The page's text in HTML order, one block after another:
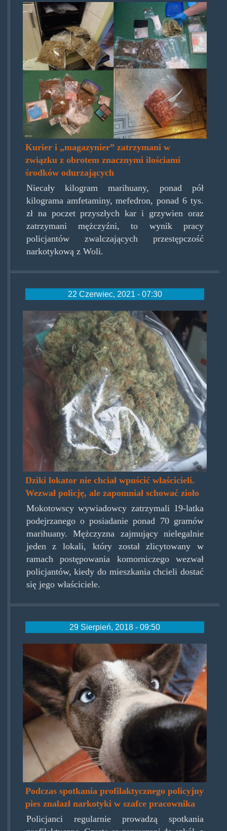
magazynzwoli.jpg
Kurier i „magazynier” zatrzymani w
związku z obrotem znacznymi ilościami
środków odurzających
Niecały kilogram marihuany, ponad pół
kilograma amfetaminy, mefedron, ponad 6 tys.
zł na poczet przyszłych kar i grzywien oraz
zatrzymani mężczyźni, to wynik pracy
policjantów zwalczających przestępczość
narkotykową z Woli.
22 Czerwiec, 2021 - 07:30
zielsko.jpg
Dziki lokator nie chciał wpuścić właścicieli.
Wezwał policję, ale zapomniał schować zioło
Mokotowscy wywiadowcy zatrzymali 19-latka
podejrzanego o posiadanie ponad 70 gramów
marihuany. Mężczyzna zajmujący nielegalnie
jeden z lokali, który został zlicytowany w
ramach postępowania komorniczego wezwał
policjantów, kiedy do mieszkania chcieli dostać
się jego właściciele.
29 Sierpień, 2018 - 09:50
blue-
eyed-
street-
dog.jpg
Podczas spotkania profilaktycznego policyjny
pies znalazł narkotyki w szafce pracownika
Policjanci regularnie prowadzą spotkania